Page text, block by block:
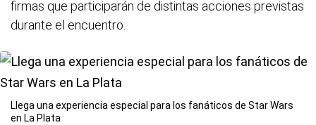
firmas que participarán de distintas acciones previstas
durante el encuentro.
Llega una experiencia especial para los fanáticos de Star Wars
en La Plata